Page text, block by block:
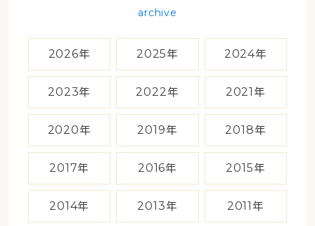
archive
2026年 2025年 2024年
2023年 2022年 2021年
2020年 2019年 2018年
2017年 2016年 2015年
2014年 2013年 2011年